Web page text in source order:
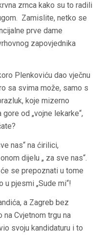
zrnca kako su to radili
Zamislite, netko se
prve dame
zapovjednika
Plenkoviću dao vječnu
sa svima može, samo s
koje mizerno
od „vojne lekarke“,
nas“ na ćirilici,
dijelu „ za sve nas“.
se prepoznati u tome
u pjesmi „Sude mi“!
a Zagreb bez
na Cvjetnom trgu na
svoju kandidaturu i to